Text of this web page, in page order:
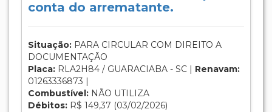
conta do arrematante.
Situação: PARA CIRCULAR COM DIREITO A
DOCUMENTAÇÃO
Placa: RLA2H84 / GUARACIABA - SC | Renavam:
01263336873 |
Combustível: NÃO UTILIZA
Débitos: R$ 149,37 (03/02/2026)